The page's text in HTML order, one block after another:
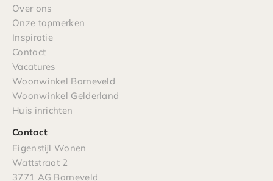
Over ons
Onze topmerken
Inspiratie
Contact
Vacatures
Woonwinkel Barneveld
Woonwinkel Gelderland
Huis inrichten
Contact
Eigenstijl Wonen
Wattstraat 2
3771 AG Barneveld